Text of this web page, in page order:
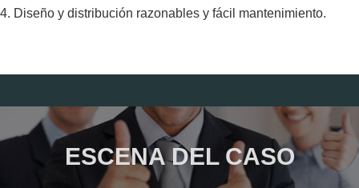
4. Diseño y distribución razonables y fácil mantenimiento.
ESCENA DEL CASO